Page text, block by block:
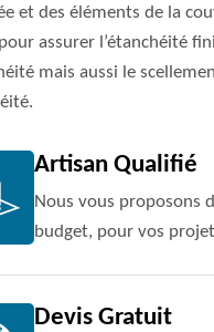
et des éléments de la
assurer l’étanchéité
mais aussi le
Artisan Qualifié
Nous vous proposons
budget, pour vos
Devis Gratuit